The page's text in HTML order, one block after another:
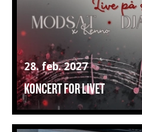
28. feb. 2027
KONCERT FOR LIVET